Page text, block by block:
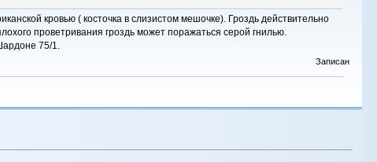
кровью ( косточка в слизистом мешочке). Гроздь действительно
проветривания гроздь может поражаться серой гнилью.
75/1.
Записан